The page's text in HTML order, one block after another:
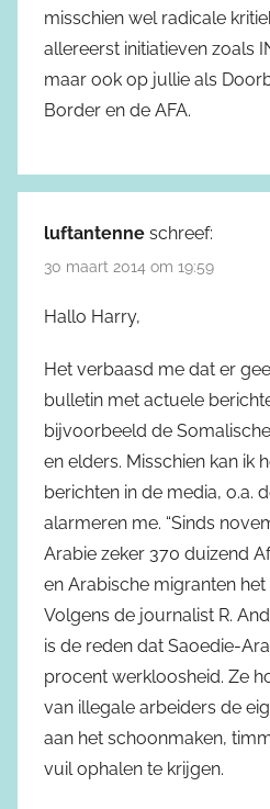
misschien wel radicale
allereerst initiatieven zoals
maar ook op jullie als
Border en de AFA.
luftantenne schreef:
30 maart 2014 om 19:59
Hallo Harry,
Het verbaasd me dat er
bulletin met actuele
bijvoorbeeld de
en elders. Misschien kan ik
berichten in de media, o.a.
alarmeren me. “Sinds
Arabie zeker 370 duizend
en Arabische migranten het
Volgens de journalist R.
is de reden dat Saoedie-
procent werkloosheid. Ze
van illegale arbeiders de
aan het schoonmaken,
vuil ophalen te krijgen.